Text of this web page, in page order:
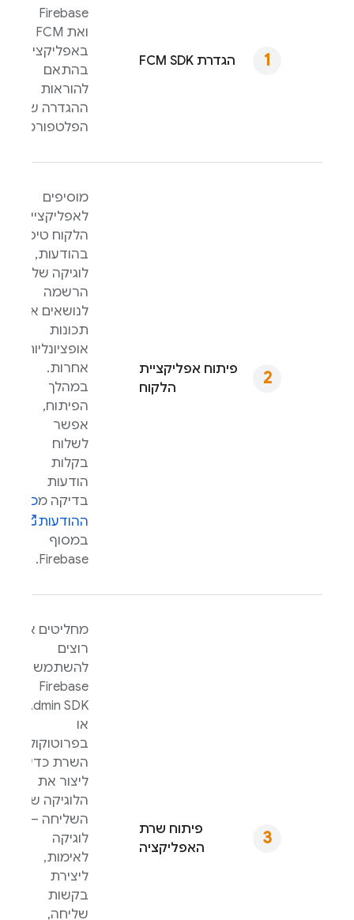
הגדרת FCM SDK
Firebase
ואת FCM
באפליקציה
בהתאם
להוראות
ההגדרה של
הפלטפורמה.
פיתוח אפליקציית
הלקוח
מוסיפים
לאפליקציית
הלקוח טיפול
בהודעות,
לוגיקה של
הרשמה
לנושאים או
תכונות
אופציונליות
אחרות.
במהלך
הפיתוח,
אפשר
לשלוח
בקלות
הודעות
בדיקה מכלי
ההודעות
במסוף
Firebase
.
פיתוח שרת
האפליקציה
מחליטים אם
רוצים
להשתמש ב-
Firebase
Admin SDK
או
בפרוטוקול
השרת כדי
ליצור את
הלוגיקה של
השליחה –
לוגיקה
לאימות,
ליצירת
בקשות
שליחה,